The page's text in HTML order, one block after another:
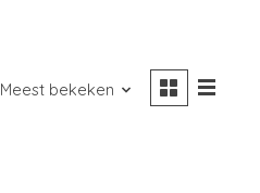
Meest bekeken